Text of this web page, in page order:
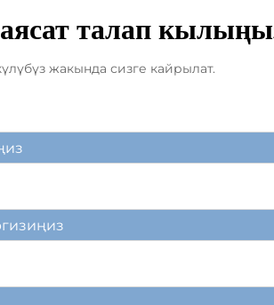
талап
жакында сизге кайрылат.